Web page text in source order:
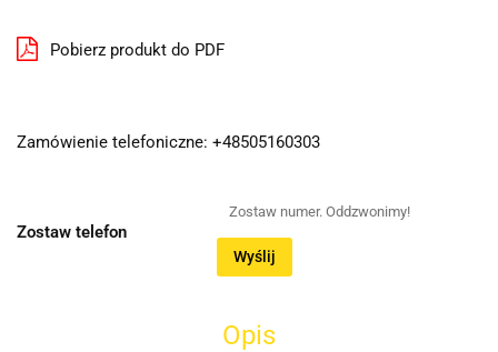
Pobierz produkt do PDF
Zamówienie telefoniczne: +48505160303
Zostaw telefon
Wyślij
Opis